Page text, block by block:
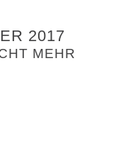
2017
MEHR